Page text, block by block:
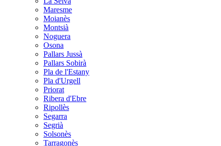
Maresme
Moianès
Montsià
Noguera
Osona
Pallars Jussà
Pallars Sobirà
Pla de l'Estany
Pla d'Urgell
Priorat
Ribera d'Ebre
Ripollès
Segarra
Segrià
Solsonès
Tarragonès